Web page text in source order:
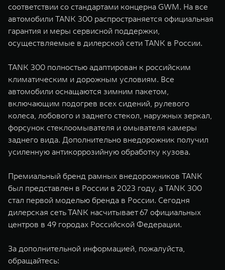
соответствии со стандартами концерна GWM. На все
автомобили TANK 300 распространяется официальная
гарантия и меры сервисной поддержки,
осуществляемые в дилерской сети TANK в России.
TANK 300 полностью адаптирован к российским
климатическим и дорожным условиям. Все
автомобили оснащаются зимним пакетом,
включающим подогрев всех сидений, рулевого
колеса, лобового и заднего стекол, наружных зеркал,
форсунок стеклоомывателя и омывателя камеры
заднего вида. Дополнительно внедорожник получил
усиленную антикоррозийную обработку кузова.
Премиальный бренд рамных внедорожников TANK
был представлен в России в 2023 году, а TANK 300
стал первой моделью бренда в России. Сегодня
дилерская сеть TANK насчитывает 67 официальных
центров в 49 городах Российской Федерации.
За дополнительной информацией, пожалуйста,
обращайтесь: